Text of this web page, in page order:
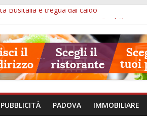
Busitalia e tregua dal caldo
per Comuni e Polizie locali
strade, stazioni e treni
l’abbonamento annuale
PUBBLICITÀ PADOVA IMMOBILIARE